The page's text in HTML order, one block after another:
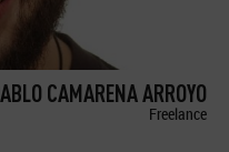
CAMARENA ARROYO
Freelance